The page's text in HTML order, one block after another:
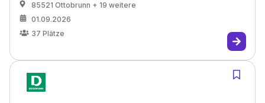
85521 Ottobrunn + 19 weitere
01.09.2026
37 Plätze